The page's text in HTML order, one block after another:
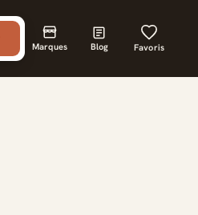
Marques Blog Favoris